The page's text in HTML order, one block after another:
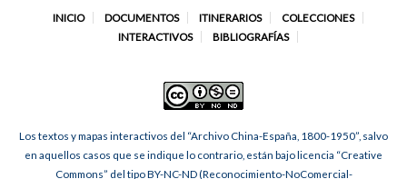
INICIO DOCUMENTOS ITINERARIOS
COLECCIONES
INTERACTIVOS
BIBLIOGRAFÍAS
Los textos y mapas interactivos del “Archivo China-España, 1800-1950”, salvo
en aquellos casos que se indique lo contrario, están bajo licencia “Creative
Commons” del tipo BY-NC-ND (Reconocimiento-NoComercial-